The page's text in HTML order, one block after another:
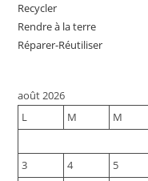
Recycler
Rendre à la terre
Réparer-Réutiliser
août 2026
L
M M
3
4 5